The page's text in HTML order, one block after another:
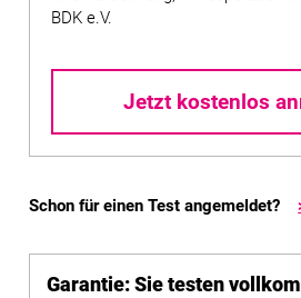
BDK e.V.
Jetzt kostenlos
Schon für einen Test angemeldet?
Garantie: Sie testen